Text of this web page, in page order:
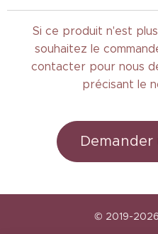
Si ce produit n'est
souhaitez le
contacter pour nous
précisant le
© 2019-2026